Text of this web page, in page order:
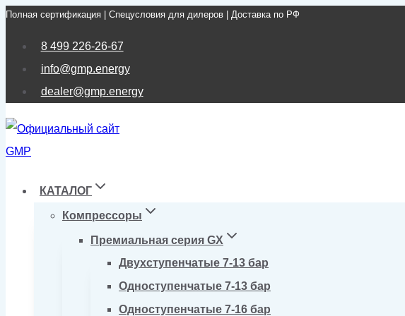
Перейти
Полная сертификация | Спецусловия для дилеров | Доставка по РФ
8 499 226-26-67
info@gmp.energy
dealer@gmp.energy
КАТАЛОГ
Компрессоры
Премиальная серия GX
Двухступенчатые 7-13 бар
Одноступенчатые 7-13 бар
Одноступенчатые 7-16 бар